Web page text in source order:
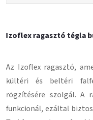
Izoflex ragasztó tégla
Az Izoflex ragasztó,
kültéri és beltéri
rögzítésére szolgál. A
funkcionál, ezáltal